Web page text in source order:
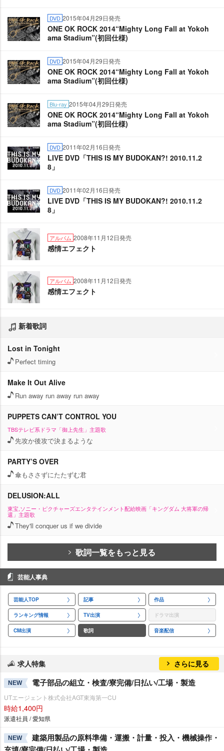
DVD 2015年04月29日発売
ONE OK ROCK 2014“Mighty Long Fall at Yokoh
ama Stadium”(初回仕様)
DVD 2015年04月29日発売
ONE OK ROCK 2014“Mighty Long Fall at Yokoh
ama Stadium”(初回仕様)
Blu-ray 2015年04月29日発売
ONE OK ROCK 2014“Mighty Long Fall at Yokoh
ama Stadium”(初回仕様)
DVD 2011年02月16日発売
LIVE DVD「THIS IS MY BUDOKAN?! 2010.11.2
8」
DVD 2011年02月16日発売
LIVE DVD「THIS IS MY BUDOKAN?! 2010.11.2
8」
アルバム 2008年11月12日発売
感情エフェクト
アルバム 2008年11月12日発売
感情エフェクト
新着歌詞
Lost in Tonight
Perfect timing
Make It Out Alive
Run away run away run away
PUPPETS CAN’T CONTROL YOU
TBSテレビ系ドラマ「御上先生」主題歌
先攻か後攻で決まるような
PARTY’S OVER
傘もささずにたたずむ君
DELUSION:ALL
東宝,ソニー・ピクチャーズエンタテインメント配給映画「キングダム 大将軍の帰
還」主題歌
They'll conquer us if we divide
歌詞一覧をもっと見る
芸能人事典
芸能人TOP 記事 作品
ランキング情報 TV出演 ドラマ出演
CM出演 歌詞 音楽配信
求人特集 さらに見る
NEW 電子部品の組立・検査/寮完備/日払い/工場・製造
UTエージェント株式会社AGT東海第一CU
時給1,400円
派遣社員 / 愛知県
NEW
建築用製品の原料準備・運搬・計量・投入・機械操作・